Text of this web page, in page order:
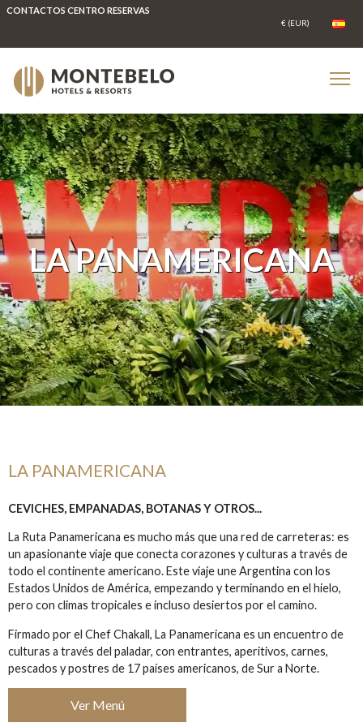
CONTACTOS CENTRO RESERVAS
LA PANAMERICANA
LA PANAMERICANA
CEVICHES, EMPANADAS, BOTANAS Y OTROS...
La Ruta Panamericana es mucho más que una red de carreteras: es
un apasionante viaje que conecta corazones y culturas a través de
todo el continente americano. Este viaje une Argentina con los
Estados Unidos de América, empezando y terminando en el hielo,
pero con climas tropicales e incluso desiertos por el camino.
Firmado por el Chef Chakall, La Panamericana es un encuentro de
culturas a través del paladar, con entrantes, aperitivos, carnes,
pescados y postres de 17 países americanos, de Sur a Norte.
Ver Menú